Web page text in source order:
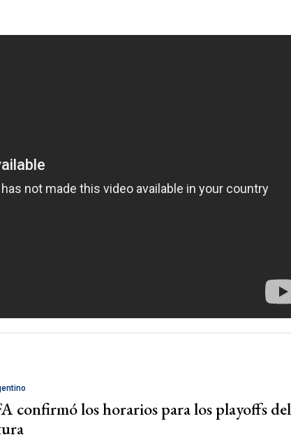
confirmó los horarios para los playoffs del